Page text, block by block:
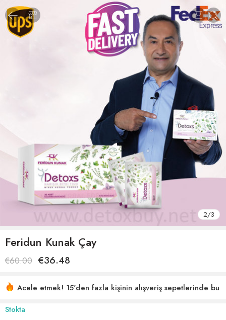
2/3
Feridun Kunak Çay
€60.00 €36.48
Acele etmek! 15'den fazla kişinin alışveriş sepetlerinde bu
Stokta